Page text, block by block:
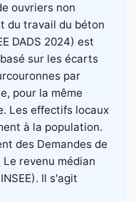
ouvriers non
du travail du béton
DADS 2024) est
sur les écarts
par
pour la même
Les effectifs locaux
à la population.
des Demandes de
Le revenu médian
Il s'agit